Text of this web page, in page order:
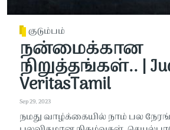
குடும்பம்
நன்மைக்கான
நிறுத்தங்கள்.. |
VeritasTamil
Sep 29, 2023
நமது வாழ்க்கையில் நாம் பல